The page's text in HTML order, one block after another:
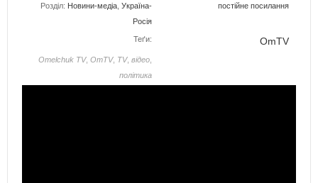
Розділ: Новини-медіа Україна-
Росія
постійне посилання
Теґи:
Omelchuk TV, OmTV, TV, відео
політика
OmTV